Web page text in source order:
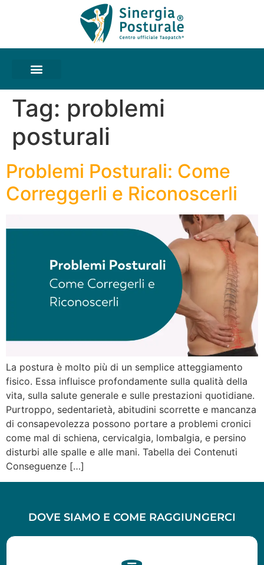
Tag: problemi
posturali
Problemi Posturali: Come
Correggerli e Riconoscerli
La postura è molto più di un semplice atteggiamento
fisico. Essa influisce profondamente sulla qualità della
vita, sulla salute generale e sulle prestazioni quotidiane.
Purtroppo, sedentarietà, abitudini scorrette e mancanza
di consapevolezza possono portare a problemi cronici
come mal di schiena, cervicalgia, lombalgia, e persino
disturbi alle spalle e alle mani. Tabella dei Contenuti
Conseguenze […]
DOVE SIAMO E COME RAGGIUNGERCI